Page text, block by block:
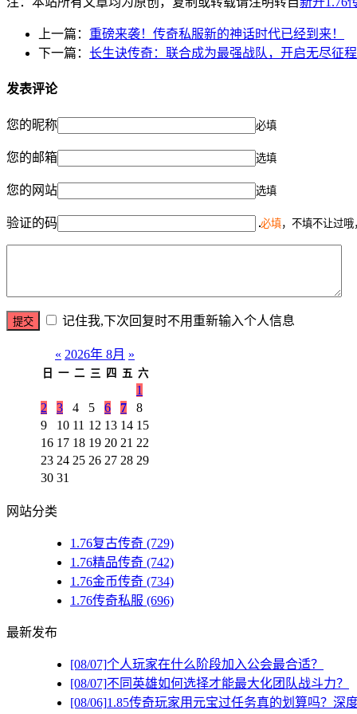
上一篇： 重磅来袭！传奇私服新的神话时代已经到来！
下一篇： 长生诀传奇：联合成为最强战队，开启无尽征程
发表评论
您的昵称 必填
您的邮箱 选填
您的网站 选填
验证的码 必填，不填不让过哦
记住我,下次回复时不用重新输入个人信息
« 2026年 8月 »
日 一 二 三 四 五 六
1
2
3 4 5 6 7
8
9
10 11 12 13 14 15
16 17 18 19 20 21 22
23 24 25 26 27 28 29
30 31
网站分类
1.76复古传奇 (729)
1.76精品传奇 (742)
1.76金币传奇 (734)
1.76传奇私服 (696)
最新发布
[08/07]个人玩家在什么阶段加入公会最合适？
[08/07]不同英雄如何选择才能最大化团队战斗力？
[08/06]1.85传奇玩家用元宝过任务真的划算吗？深